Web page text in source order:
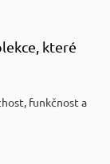
které
funkčnost a